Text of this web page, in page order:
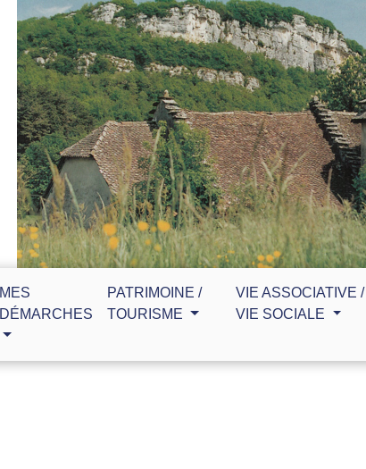
MES
DÉMARCHES
PATRIMOINE /
TOURISME
VIE ASSOCIATIVE /
VIE SOCIALE